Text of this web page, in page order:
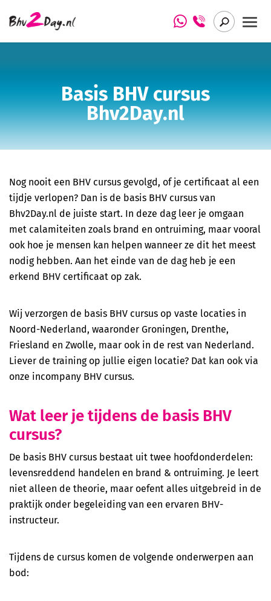
Basis BHV cursus
Bhv2Day.nl
Nog nooit een BHV cursus gevolgd, of je certificaat al een
tijdje verlopen? Dan is de basis BHV cursus van
Bhv2Day.nl de juiste start. In deze dag leer je omgaan
met calamiteiten zoals brand en ontruiming, maar vooral
ook hoe je mensen kan helpen wanneer ze dit het meest
nodig hebben. Aan het einde van de dag heb je een
erkend BHV certificaat op zak.
Wij verzorgen de basis BHV cursus op vaste locaties in
Noord-Nederland, waaronder Groningen, Drenthe,
Friesland en Zwolle, maar ook in de rest van Nederland.
Liever de training op jullie eigen locatie? Dat kan ook via
onze incompany BHV cursus.
Wat leer je tijdens de basis BHV
cursus?
De basis BHV cursus bestaat uit twee hoofdonderdelen:
levensreddend handelen en brand & ontruiming. Je leert
niet alleen de theorie, maar oefent alles uitgebreid in de
praktijk onder begeleiding van een ervaren BHV-
instructeur.
Tijdens de cursus komen de volgende onderwerpen aan
bod:
Arbo Insight
BHV herhaling cursus Bhv2Day.nl
BHV Basis (NIBHV gecertificeerd)
BHV Herhaling (NIBHV gecertificeerd)
EHBO cursus (Het Oranje Kruis)
EHBO herhaling cursus (Het Oranje Kruis)
Eerste Hulp aan Kinderen (Het Oranje Kruis)
EHaK Herhaling (Het Oranje Kruis)
B-VCA (Code 95 mogelijk)
VOL-VCA (Code 95 mogelijk)
Herhalingscursus Heftruck
Code 95
Veilig werken langs de weg (basis)
Veilig werken langs de weg (herhaling)
Veilig werken met een hoogwerker (basis)